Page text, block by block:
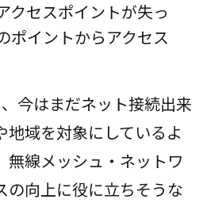
クセスポイントが失っ
ポイントからアクセス
今はまだネット接続出来
地域を対象にしているよ
無線メッシュ・ネットワ
の向上に役に立ちそうな